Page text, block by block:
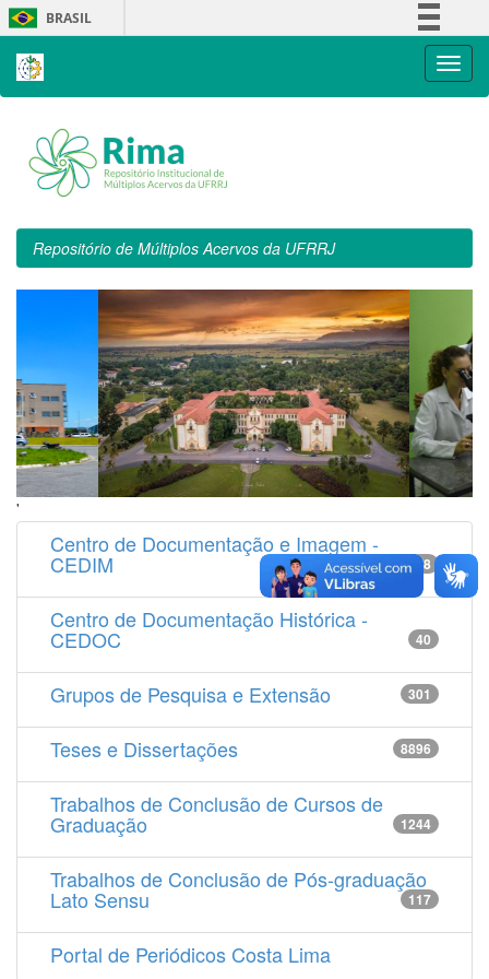
Skip
navigation
BRASIL
Repositório de Múltiplos Acervos da UFRRJ
'
Centro de Documentação e Imagem -
CEDIM 14538
Centro de Documentação Histórica -
CEDOC 40
Grupos de Pesquisa e Extensão 301
Teses e Dissertações 8896
Trabalhos de Conclusão de Cursos de
Graduação 1244
Trabalhos de Conclusão de Pós-graduação
Lato Sensu 117
Portal de Periódicos Costa Lima